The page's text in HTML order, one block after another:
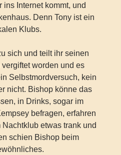
Internet kommt, und
Denn Tony ist ein
Klubs.
sich und teilt ihr seinen
worden und es
Selbstmordversuch, kein
nicht. Bishop könne das
in Drinks, sogar im
befragen, erfahren
etwas trank und
schien Bishop beim